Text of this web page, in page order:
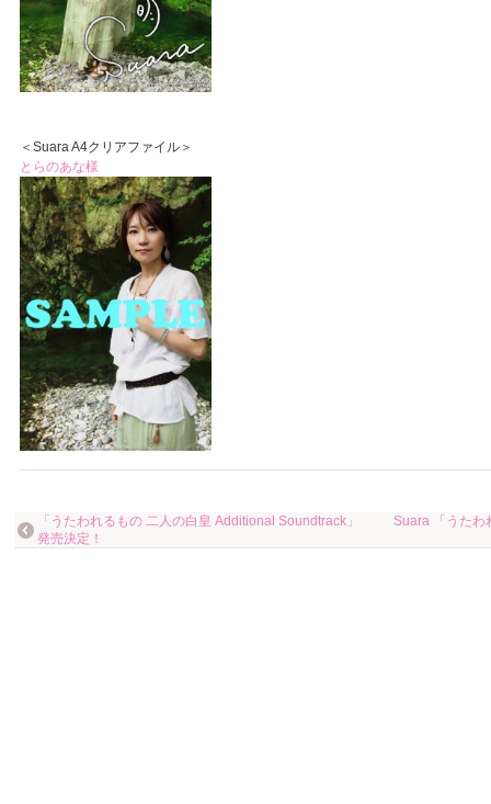
＜Suara A4クリアファイル＞
とらのあな様
「うたわれるもの 二人の白皇 Additional Soundtrack」
発売決定！
Suara 「うた